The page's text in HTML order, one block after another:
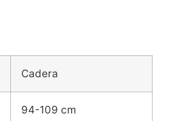
Cadera
94-109 cm